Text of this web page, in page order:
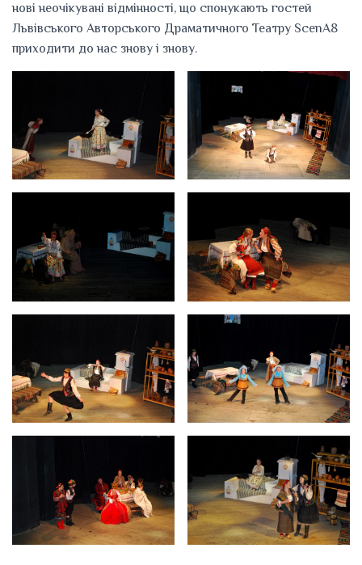
нові неочікувані відмінності, що спонукають гостей
Львівського Авторського Драматичного Театру ScenA8
приходити до нас знову і знову.